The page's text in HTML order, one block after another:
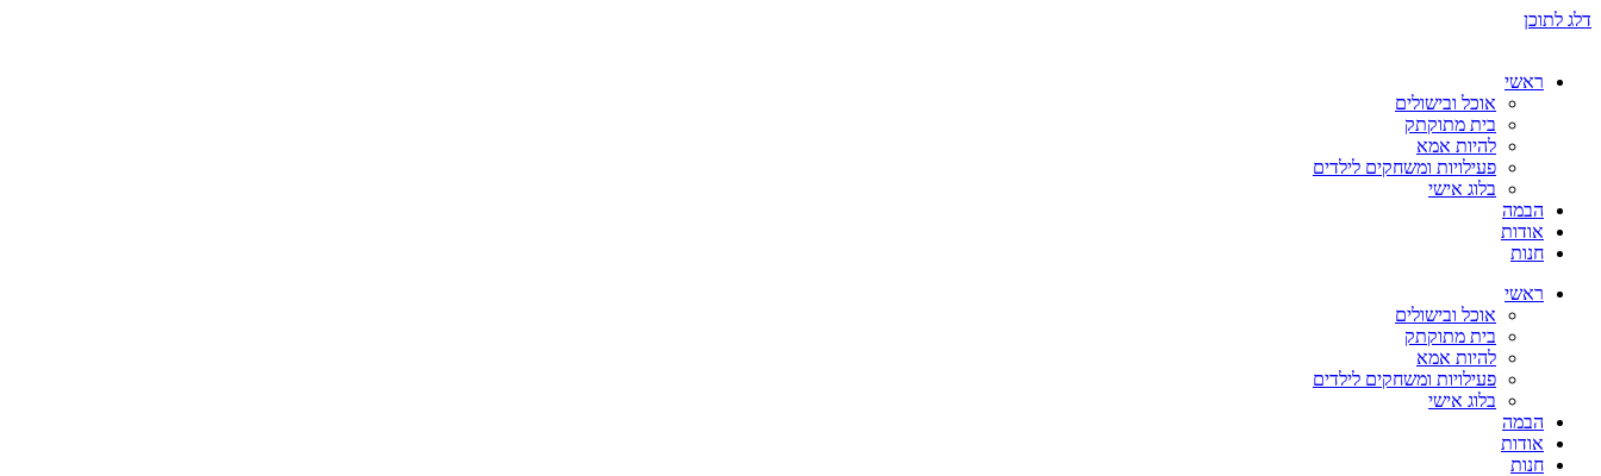
דלג לתוכן
ראשי
אוכל ובישולים
בית מתוקתק
להיות אמא
פעילויות ומשחקים לילדים
בלוג אישי
הבמה
אודות
חנות
ראשי
אוכל ובישולים
בית מתוקתק
להיות אמא
פעילויות ומשחקים לילדים
בלוג אישי
הבמה
אודות
חנות